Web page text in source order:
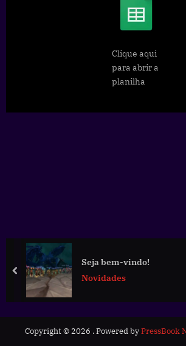
Clique aqui
para abrir a
planilha
Seja bem-vindo!
Novidades
prev
Copyright © 2026 .Powered byPressBook